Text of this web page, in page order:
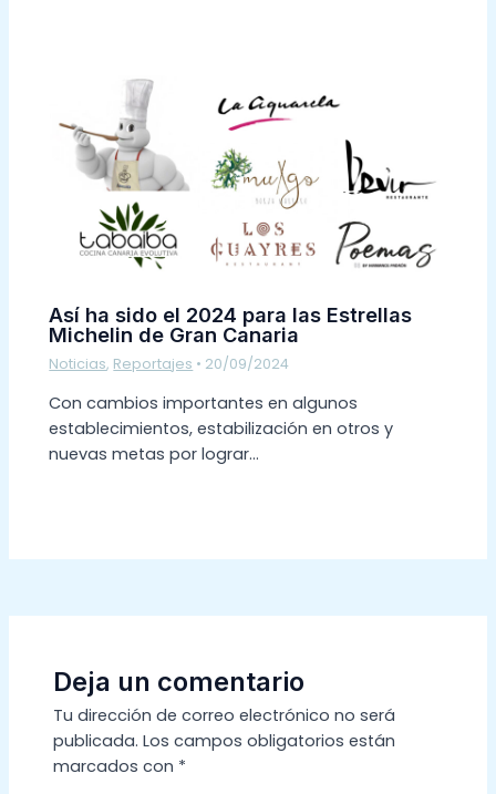
Así ha sido el 2024 para las Estrellas
Michelin de Gran Canaria
Noticias, Reportajes • 20/09/2024
Con cambios importantes en algunos
establecimientos, estabilización en otros y
nuevas metas por lograr…
Deja un comentario
Tu dirección de correo electrónico no será
publicada. Los campos obligatorios están
marcados con *